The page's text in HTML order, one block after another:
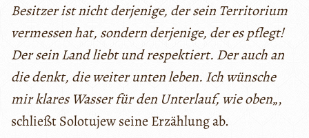
Besitzer ist nicht derjenige, der sein Territorium
vermessen hat, sondern derjenige, der es pflegt!
Der sein Land liebt und respektiert. Der auch an
die denkt, die weiter unten leben. Ich wünsche
mir klares Wasser für den Unterlauf, wie oben„,
schließt Solotujew seine Erzählung ab.